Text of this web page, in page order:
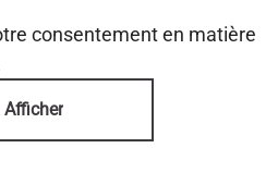
consentement en matière
Afficher